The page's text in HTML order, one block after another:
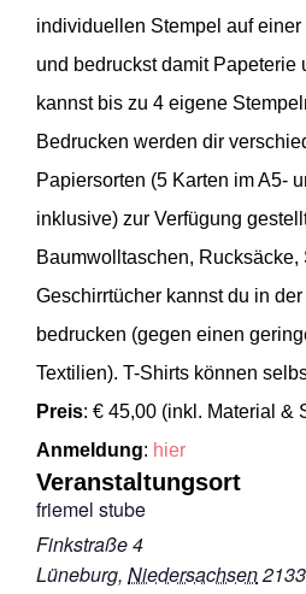
individuellen Stempel auf
und bedruckst damit Papeterie
kannst bis zu 4 eigene
Bedrucken werden dir
Papiersorten (5 Karten im A5-
inklusive) zur Verfügung
Baumwolltaschen, Rucksäcke,
Geschirrtücher kannst du in
bedrucken (gegen einen
Textilien). T-Shirts können
Preis: € 45,00 (inkl. Material &
Anmeldung: hier
Veranstaltungsort
friemel stube
Finkstraße 4
Lüneburg, Niedersachsen